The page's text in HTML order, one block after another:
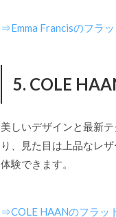
⇒Emma Francisのフラ
5. COLE
美しいデザインと最新
り、見た目は上品なレ
体験できます。
⇒COLE HAANのフラッ